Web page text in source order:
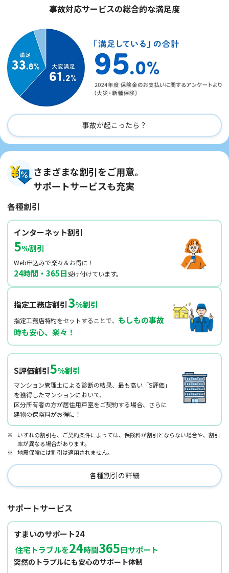
事故対応サービスの総合的な満足度
事故が起こったら？
さまざまな割引をご用意。
サポートサービスも充実
各種割引
インターネット割引
5％割引
Web申込みで楽々＆お得に！
24時間・365日受け付けています。
指定工務店割引3％割引
指定工務店特約をセットすることで、 もしもの事故
時も安心、楽々！
S評価割引5％割引
マンション管理士による診断の結果、最も高い「S評価」
を獲得したマンションにおいて、
区分所有者の方が居住用戸室をご契約する場合、さらに
建物の保険料がお得に！
※
いずれの割引も、ご契約条件によっては、保険料が割引とならない場合や、割引
率が異なる場合があります。
※
地震保険には割引は適用されません。
各種割引の詳細
サポートサービス
すまいのサポート24
住宅トラブルを24時間365日サポート
突然のトラブルにも安心のサポート体制